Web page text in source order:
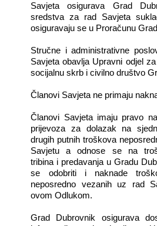
Savjeta osigurava Grad
sredstva za rad Savjeta
osiguravaju se u Proračunu
Stručne i administrativne
Savjeta obavlja Upravni odjel
socijalnu skrb i civilno društvo
Članovi Savjeta ne primaju
Članovi Savjeta imaju pravo
prijevoza za dolazak na
drugih putnih troškova
Savjetu a odnose se na
tribina i predavanja u Gradu
se odobriti i naknade
neposredno vezanih uz rad
ovom Odlukom.
Grad Dubrovnik osigurava